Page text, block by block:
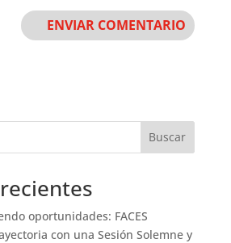
Buscar
oportunidades: FACES
con una Sesión Solemne y